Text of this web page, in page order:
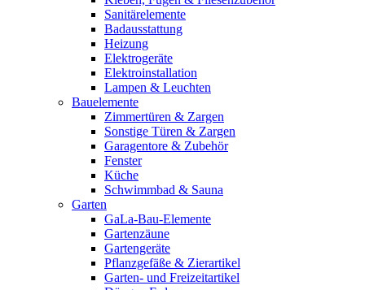
Sanitärelemente
Badausstattung
Heizung
Elektrogeräte
Elektroinstallation
Lampen & Leuchten
Bauelemente
Zimmertüren & Zargen
Sonstige Türen & Zargen
Garagentore & Zubehör
Fenster
Küche
Schwimmbad & Sauna
Garten
GaLa-Bau-Elemente
Gartenzäune
Gartengeräte
Pflanzgefäße & Zierartikel
Garten- und Freizeitartikel